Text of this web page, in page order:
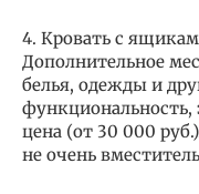
4. Кровать с
Дополнительное
белья, одежды и
функциональность,
цена (от 30 000
не очень